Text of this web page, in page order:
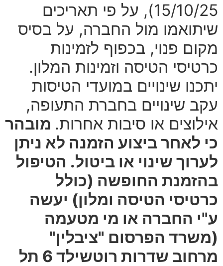
15/10/25), על פי תאריכים
שיתואמו מול החברה, על בסיס
מקום פנוי, בכפוף לזמינות
כרטיסי הטיסה וזמינות המלון.
יתכנו שינויים במועדי הטיסות
עקב שינויים בחברת התעופה,
אילוצים או סיבות אחרות. מובהר
כי לאחר ביצוע הזמנה לא ניתן
לערוך שינוי או ביטול. הטיפול
בהזמנת החופשה (כולל
כרטיסי הטיסה ומלון) יעשה
ע"י החברה או מי מטעמה
(משרד הפרסום "ציבלין"
מרחוב שדרות רוטשילד 6 תל